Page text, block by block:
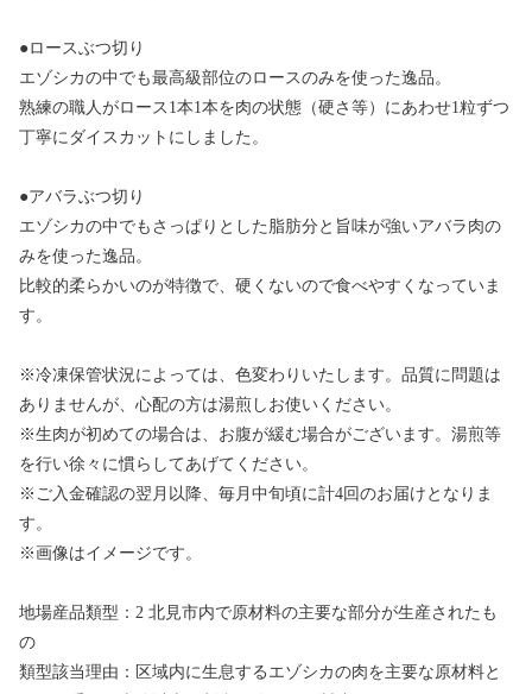
●ロースぶつ切り
エゾシカの中でも最高級部位のロースのみを使った逸品。
熟練の職人がロース1本1本を肉の状態（硬さ等）にあわせ1粒ずつ
丁寧にダイスカットにしました。
●アバラぶつ切り
エゾシカの中でもさっぱりとした脂肪分と旨味が強いアバラ肉の
みを使った逸品。
比較的柔らかいのが特徴で、硬くないので食べやすくなっていま
す。
※冷凍保管状況によっては、色変わりいたします。品質に問題は
ありませんが、心配の方は湯煎しお使いください。
※生肉が初めての場合は、お腹が緩む場合がございます。湯煎等
を行い徐々に慣らしてあげてください。
※ご入金確認の翌月以降、毎月中旬頃に計4回のお届けとなりま
す。
※画像はイメージです。
地場産品類型：2 北見市内で原材料の主要な部分が生産されたも
の
類型該当理由：区域内に生息するエゾシカの肉を主要な原材料と